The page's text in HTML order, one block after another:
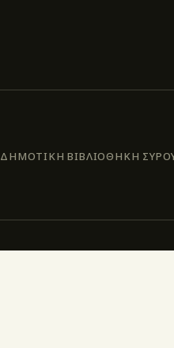
ΔΗΜΟΤΙΚΗ ΒΙΒΛΙΟΘΗΚΗ ΣΥΡΟΥ